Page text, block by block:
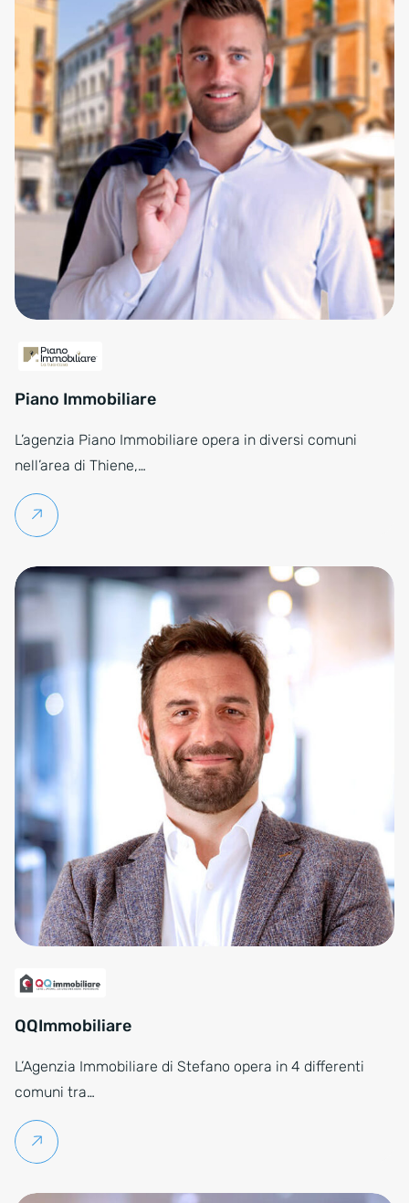
Piano Immobiliare
L’agenzia Piano Immobiliare opera in diversi comuni
nell’area di Thiene,…
Per saperne di più
QQImmobiliare
L’Agenzia Immobiliare di Stefano opera in 4 differenti
comuni tra…
Per saperne di più